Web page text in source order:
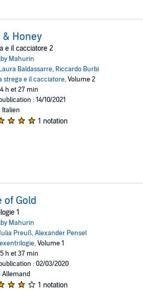
& Honey
e il cacciatore 2
Mahurin
Laura Baldassarre, Riccardo Burbi
strega e il cacciatore, Volume 2
h et 27 min
: 14/10/2021
Italien
1 notation
of Gold
1
Mahurin
Preuß,Alexander Pensel
, Volume 1
h et 37 min
: 02/03/2020
Allemand
1 notation